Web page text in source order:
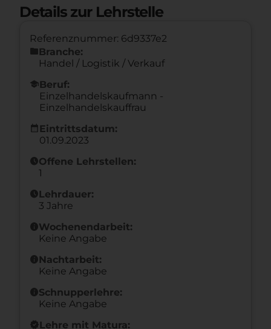
Details zur Lehrstelle
Referenznummer: 6d9337e2
folderBranche:
Handel / Logistik / Verkauf
schoolBeruf:
Einzelhandelskaufmann -
Einzelhandelskauffrau
calendar_month Eintrittsdatum:
01.09.2023
scheduleOffene Lehrstellen:
1
scheduleLehrdauer:
3 Jahre
infoWochenendarbeit:
Keine Angabe
infoNachtarbeit:
Keine Angabe
infoSchnupperlehre:
Keine Angabe
new_releasesLehre mit Matura: